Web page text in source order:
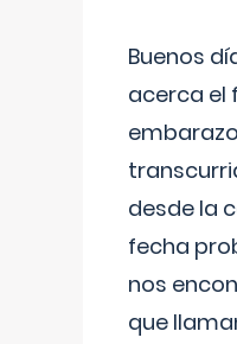
Buenos
acerca el
desde la
fecha
nos
que